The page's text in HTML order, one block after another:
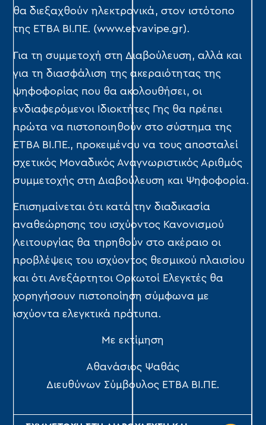
θα διεξαχθούν ηλεκτρονικά, στον ιστότοπο
της ΕΤΒΑ ΒΙ.ΠΕ. (www.etvavipe.gr).
Για τη συμμετοχή στη Διαβούλευση, αλλά και
για τη διασφάλιση της ακεραιότητας της
ψηφοφορίας που θα ακολουθήσει, οι
ενδιαφερόμενοι Ιδιοκτήτες Γης θα πρέπει
πρώτα να πιστοποιηθούν στο σύστημα της
ΕΤΒΑ ΒΙ.ΠΕ., προκειμένου να τους αποσταλεί
σχετικός Μοναδικός Αναγνωριστικός Αριθμός
συμμετοχής στη Διαβούλευση και Ψηφοφορία.
Επισημαίνεται ότι κατά την διαδικασία
αναθεώρησης του ισχύοντος Κανονισμού
Λειτουργίας θα τηρηθούν στο ακέραιο οι
προβλέψεις του ισχύοντος θεσμικού πλαισίου
και ότι Ανεξάρτητοι Ορκωτοί Ελεγκτές θα
χορηγήσουν πιστοποίηση σύμφωνα με
ισχύοντα ελεγκτικά πρότυπα.
Με εκτίμηση
Αθανάσιος Ψαθάς
Διευθύνων Σύμβουλος ΕΤΒΑ ΒΙ.ΠΕ.